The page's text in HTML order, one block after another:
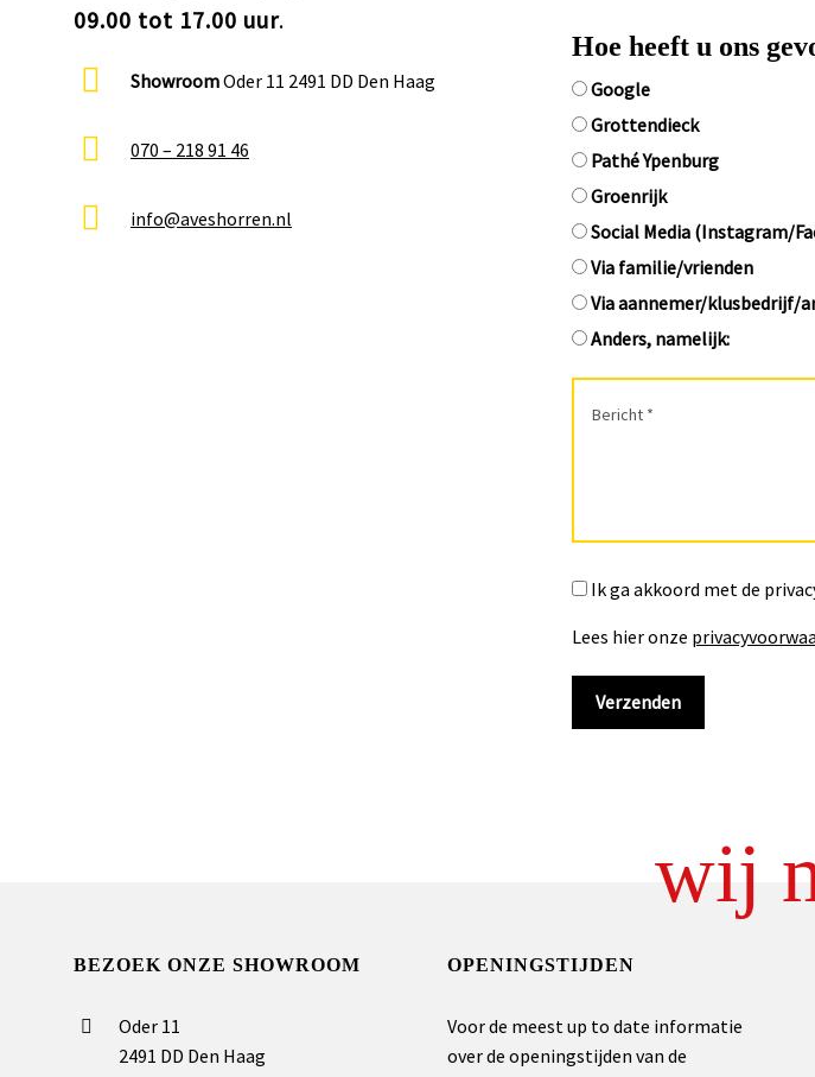
09.00 tot 17.00 uur.
ShowroomOder 11 2491 DD Den Haag
070 – 218 91 46
info@aveshorren.nl
Hoe heeft u ons
Google
Grottendieck
Pathé Ypenburg
Groenrijk
Social Media (Instagram/
Via familie/vrienden
Via aannemer/klusbedrijf/
Anders, namelijk:
Ik ga akkoord met de
Lees hier onze
wij
BEZOEK ONZE SHOWROOM
Oder 11
2491 DD Den Haag
OPENINGSTIJDEN
Voor de meest up to date informatie
over de openingstijden van de